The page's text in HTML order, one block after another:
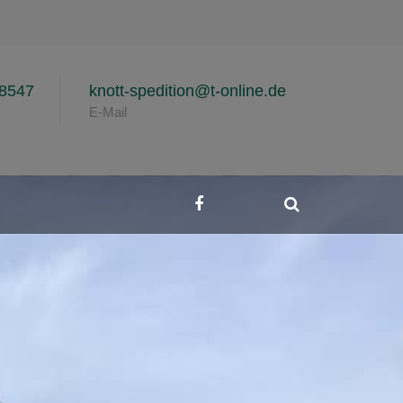
knott-spedition@t-online.de
E-Mail